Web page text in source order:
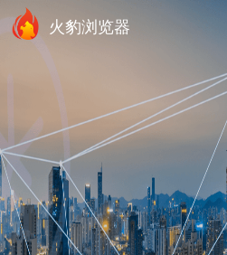
火豹浏览器